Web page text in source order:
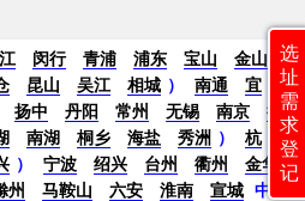
闵行 青浦 浦东 宝山 金山
奉
昆山 吴江 相城 ） 南通
宜
扬中 丹阳 常州 无锡 南京
徐
南湖 桐乡 海盐 秀洲 ）
杭
） 宁波 绍兴 台州 衢州
金华
州 马鞍山 六安 淮南 宣城 中
选
址
需
求
登
记